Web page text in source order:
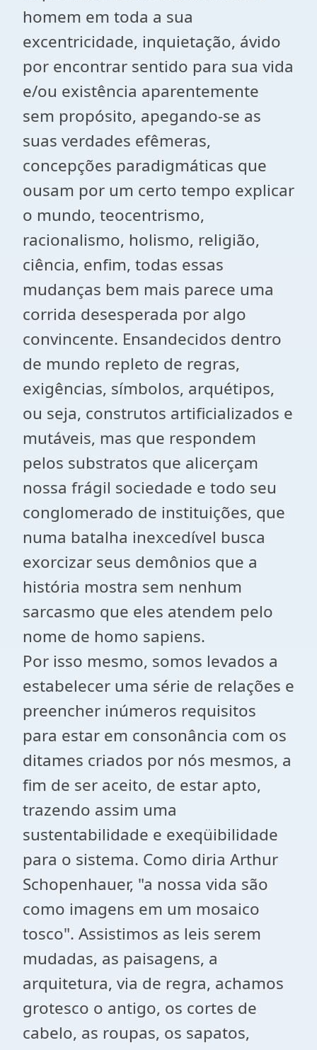
homem em toda a sua
excentricidade, inquietação, ávido
por encontrar sentido para sua vida
e/ou existência aparentemente
sem propósito, apegando-se as
suas verdades efêmeras,
concepções paradigmáticas que
ousam por um certo tempo explicar
o mundo, teocentrismo,
racionalismo, holismo, religião,
ciência, enfim, todas essas
mudanças bem mais parece uma
corrida desesperada por algo
convincente. Ensandecidos dentro
de mundo repleto de regras,
exigências, símbolos, arquétipos,
ou seja, construtos artificializados e
mutáveis, mas que respondem
pelos substratos que alicerçam
nossa frágil sociedade e todo seu
conglomerado de instituições, que
numa batalha inexcedível busca
exorcizar seus demônios que a
história mostra sem nenhum
sarcasmo que eles atendem pelo
nome de homo sapiens.
Por isso mesmo, somos levados a
estabelecer uma série de relações e
preencher inúmeros requisitos
para estar em consonância com os
ditames criados por nós mesmos, a
fim de ser aceito, de estar apto,
trazendo assim uma
sustentabilidade e exeqüibilidade
para o sistema. Como diria Arthur
Schopenhauer, "a nossa vida são
como imagens em um mosaico
tosco". Assistimos as leis serem
mudadas, as paisagens, a
arquitetura, via de regra, achamos
grotesco o antigo, os cortes de
cabelo, as roupas, os sapatos,